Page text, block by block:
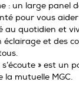
AU QUOTIDIEN
DE LA
: un large panel
pour vous
au quotidien et
éclairage et des
» est un
la mutuelle MGC.